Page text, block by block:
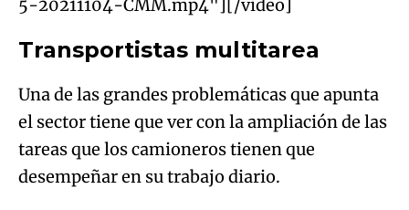
5-20211104-CMM.mp4"][/video]
Transportistas multitarea
Una de las grandes problemáticas que apunta
el sector tiene que ver con la ampliación de las
tareas que los camioneros tienen que
desempeñar en su trabajo diario.